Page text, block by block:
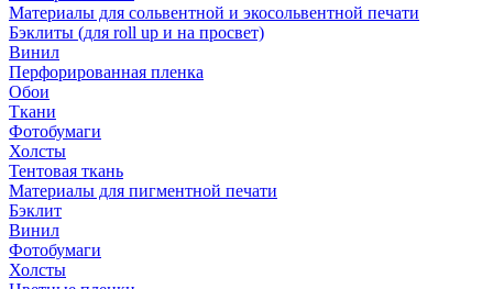
Материалы для сольвентной и экосольвентной печати
Бэклиты (для roll up и на просвет)
Винил
Перфорированная пленка
Обои
Ткани
Фотобумаги
Холсты
Тентовая ткань
Материалы для пигментной печати
Бэклит
Винил
Фотобумаги
Холсты